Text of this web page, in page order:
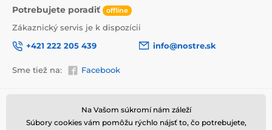
Potrebujete poradiť offline
Zákaznický servis je k dispozícii
+421 222 205 439
info@nostre.sk
Sme tiež na: Facebook
Informácie o nákupe
Obchodné a reklamačné
Užitočné informácie
Často kladené otázky
Na Vašom súkromí nám záleží
Súbory cookies vám pomôžu rýchlo nájsť to, čo potrebujete,